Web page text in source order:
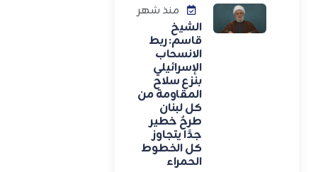
منذ شهر
الشيخ
قاسم: ربط
الانسحاب
الإسرائيلي
بنزع سلاح
المقاومة من
كل لبنان
طرحٌ خطير
جدًا يتجاوز
كل الخطوط
الحمراء